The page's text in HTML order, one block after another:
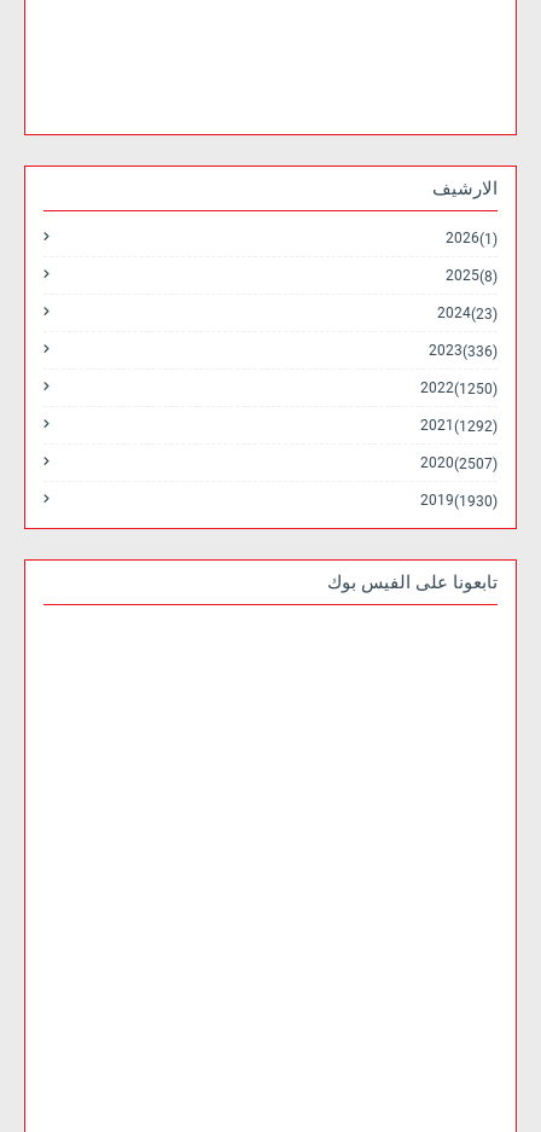
الارشيف
2026 (1)
2025 (8)
2024 (23)
2023 (336)
2022 (1250)
2021 (1292)
2020 (2507)
2019 (1930)
تابعونا على الفيس بوك